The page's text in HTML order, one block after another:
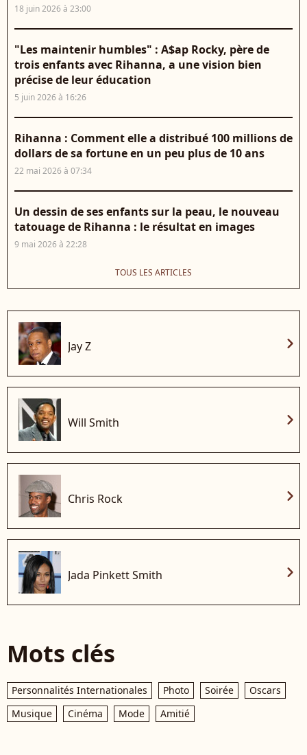
18 juin 2026 à 23:00
"Les maintenir humbles" : A$ap Rocky, père de
trois enfants avec Rihanna, a une vision bien
précise de leur éducation
5 juin 2026 à 16:26
Rihanna : Comment elle a distribué 100 millions de
dollars de sa fortune en un peu plus de 10 ans
22 mai 2026 à 07:34
Un dessin de ses enfants sur la peau, le nouveau
tatouage de Rihanna : le résultat en images
9 mai 2026 à 22:28
TOUS LES ARTICLES
Jay Z chevron_right
Will Smith chevron_right
Chris Rock chevron_right
Jada Pinkett Smith chevron_right
Mots clés
Personnalités Internationales Photo Soirée
Oscars
Musique
Cinéma Mode Amitié